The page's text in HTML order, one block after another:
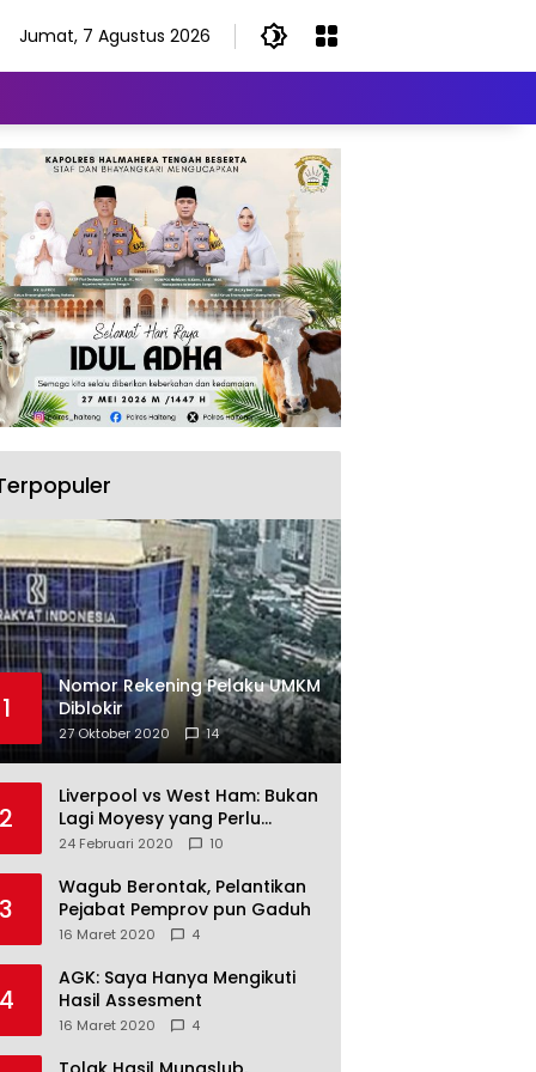
Jumat, 7 Agustus 2026
1
Nomor Rekening Pelaku UMKM
Diblokir
27 Oktober 2020 14
2
Liverpool vs West Ham: Bukan
Lagi Moyesy yang Perlu
Ditakuti
24 Februari 2020 10
3
Wagub Berontak, Pelantikan
Pejabat Pemprov pun Gaduh
16 Maret 2020 4
4
AGK: Saya Hanya Mengikuti
Hasil Assesment
16 Maret 2020 4